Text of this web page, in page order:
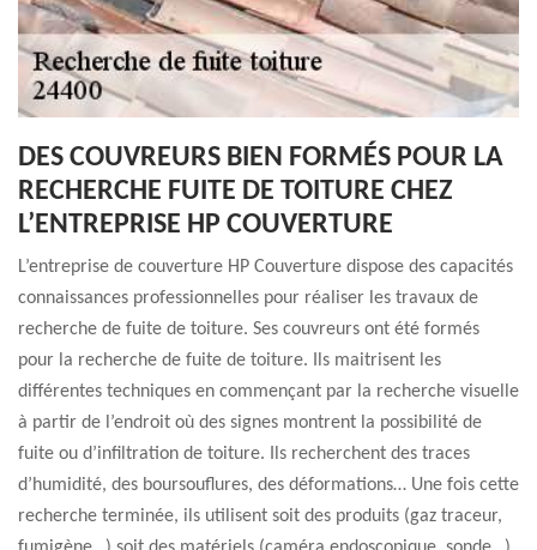
DES COUVREURS BIEN FORMÉS POUR LA
RECHERCHE FUITE DE TOITURE CHEZ
L’ENTREPRISE HP COUVERTURE
L’entreprise de couverture HP Couverture dispose des capacités
connaissances professionnelles pour réaliser les travaux de
recherche de fuite de toiture. Ses couvreurs ont été formés
pour la recherche de fuite de toiture. Ils maitrisent les
différentes techniques en commençant par la recherche visuelle
à partir de l’endroit où des signes montrent la possibilité de
fuite ou d’infiltration de toiture. Ils recherchent des traces
d’humidité, des boursouflures, des déformations… Une fois cette
recherche terminée, ils utilisent soit des produits (gaz traceur,